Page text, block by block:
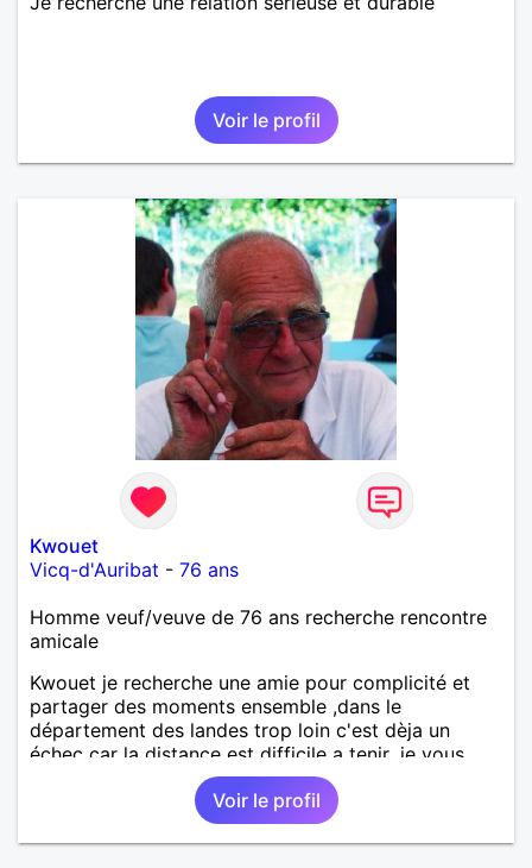
Voir le profil
Kwouet
Vicq-d'Auribat - 76 ans
Homme veuf/veuve de 76 ans recherche rencontre
amicale
Kwouet je recherche une amie pour complicité et
partager des moments ensemble ,dans le
département des landes trop loin c'est dèja un
échec car la distance est difficile a tenir ,je vous
remercie par avance bonne journée ,
Voir le profil